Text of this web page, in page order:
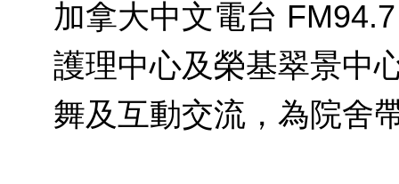
加拿大中文電台
護理中心及榮基翠景中
舞及互動交流，為院舍